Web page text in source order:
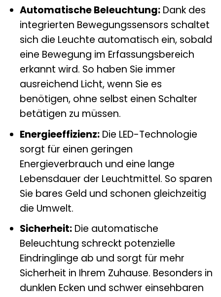
Automatische Beleuchtung:Dank des
integrierten Bewegungssensors schaltet
sich die Leuchte automatisch ein, sobald
eine Bewegung im Erfassungsbereich
erkannt wird. So haben Sie immer
ausreichend Licht, wenn Sie es
benötigen, ohne selbst einen Schalter
betätigen zu müssen.
Energieeffizienz:Die LED-Technologie
sorgt für einen geringen
Energieverbrauch und eine lange
Lebensdauer der Leuchtmittel. So sparen
Sie bares Geld und schonen gleichzeitig
die Umwelt.
Sicherheit:Die automatische
Beleuchtung schreckt potenzielle
Eindringlinge ab und sorgt für mehr
Sicherheit in Ihrem Zuhause. Besonders in
dunklen Ecken und schwer einsehbaren